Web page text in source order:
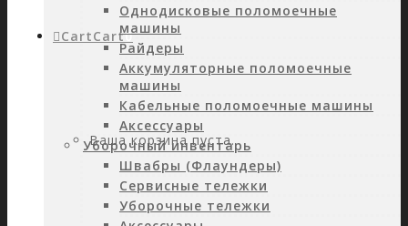
CartCart0
Ваша корзина пуста.
Однодисковые поломоечные
машины
Райдеры
Аккумуляторные поломоечные
машины
Кабельные поломоечные машины
Аксессуары
Уборочный инвентарь
Швабры (Флаундеры)
Сервисные тележки
Уборочные тележки